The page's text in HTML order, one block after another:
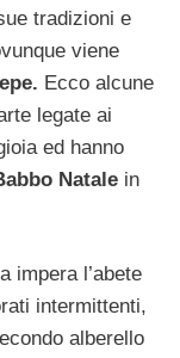
tradizioni e
viene
Ecco alcune
legate ai
ed hanno
Natale in
impera l’abete
intermittenti,
alberello